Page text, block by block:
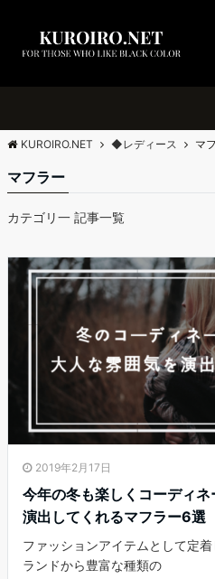
KUROIRO.NET ◆レディース マ
マフラー
カテゴリ一 記事一覧
2019年2月17日
今年の冬も楽しくコーディ
演出してくれるマフラー6選
ファッションアイテムとして定
ランドから豊富な種類の